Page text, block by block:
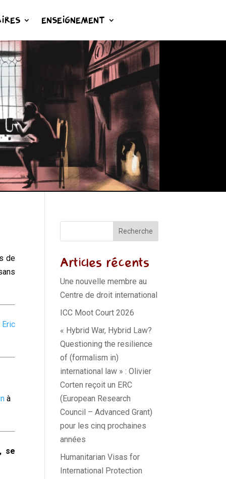
ENSEIGNEMENT
de
à
se
Recherche
Articles récents
Une nouvelle membre au
Centre de droit international
ICC Moot Court 2026
« Hybrid War, Hybrid Law?
Questioning the resilience
of (formalism in)
international law » : Olivier
Corten reçoit un ERC
(European Research
Council – Advanced Grant)
pour les cinq prochaines
années
Humanitarian Visas for
International Protection